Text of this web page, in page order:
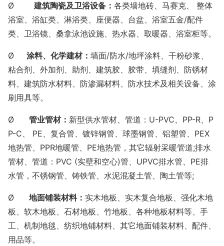
Ø 建筑陶瓷及卫浴设备： 各类墙地砖、马赛克、 整体
浴室、浴缸类、淋浴类、座便器、台盆、浴室五金/配件
类、卫浴镜、桑拿泳池设施、热水器、取暖器、浴室柜等。
Ø 涂料、化学建材： 墙面/防水/地坪涂料、干粉砂浆、
粘合剂、外加剂、助剂、建筑胶、胶带、填缝剂、防锈材
料、建筑防水材料、防渗漏材料、防水技术及相关设备、涂
刷用具等。
Ø 管业管材： 新型供水管材、管道： U-PVC、PP-R、P
P-C、 PE、复合管、镀锌钢管、球墨钢管、铝塑管、PEX
地热管、PPR地暖管、PE地热管，其它辐射采暖管道;排水
管材、管道：PVC (实壁和空心)管、UPVC排水管、PE排
水管，不锈钢管、铸铁管、水泥混凝土管、陶土管等;
Ø 地面铺装材料： 实木地板、实木复合地板、强化木地
板、软木地板、石材地板、竹地板、各种地板材料等、手
工、机制地毯、纺织地铺材料、其它地面铺装材料、配件、
用品等。